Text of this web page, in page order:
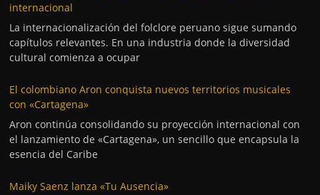
internacional
La internacionalización del folclore peruano sigue sumando
capítulos relevantes. En una industria donde la diversidad
cultural comienza a ocupar
El colombiano Aron conquista nuevos territorios musicales
con «Cartagena»
Aron continúa consolidando su proyección internacional con
el lanzamiento de «Cartagena», un sencillo que encapsula la
esencia del Caribe
Maiky Saenz lanza «Tu Ausencia»